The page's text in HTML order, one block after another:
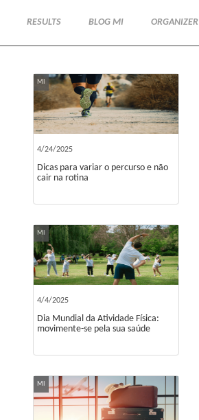
RESULTS BLOG MI ORGANIZER
Notícias
MI
4/24/2025
Dicas para variar o percurso e não
cair na rotina
MI
4/4/2025
Dia Mundial da Atividade Física:
movimente-se pela sua saúde
MI